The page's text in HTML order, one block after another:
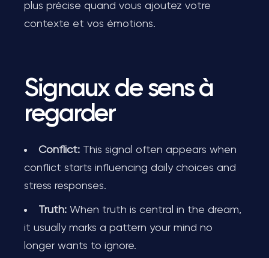
plus précise quand vous ajoutez votre
contexte et vos émotions.
Signaux de sens à
regarder
Conflict: This signal often appears when
conflict starts influencing daily choices and
stress responses.
Truth: When truth is central in the dream,
it usually marks a pattern your mind no
longer wants to ignore.